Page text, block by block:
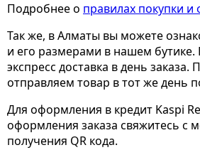
Подробнее о правилах покупки и
Так же, в Алматы вы можете
и его размерами в нашем бутике.
экспресс доставка в день заказа.
отправляем товар в тот же день
Для оформления в кредит Kaspi
оформления заказа свяжитесь с
получения QR кода.